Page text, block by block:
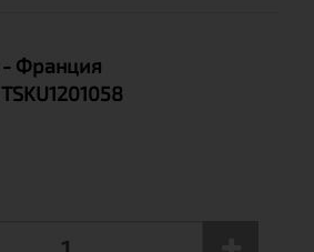
- Франция
TSKU1201058